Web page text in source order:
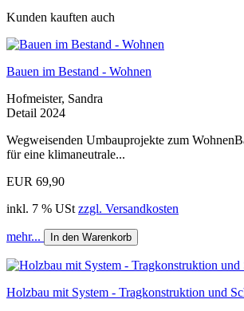
Kunden kauften auch
Bauen im Bestand - Wohnen
Hofmeister, Sandra
Detail 2024
Wegweisenden Umbauprojekte zum
für eine klimaneutrale...
EUR 69,90
inkl. 7 % USt zzgl. Versandkosten
mehr... In den Warenkorb
Holzbau mit System - Tragkonstruktion und